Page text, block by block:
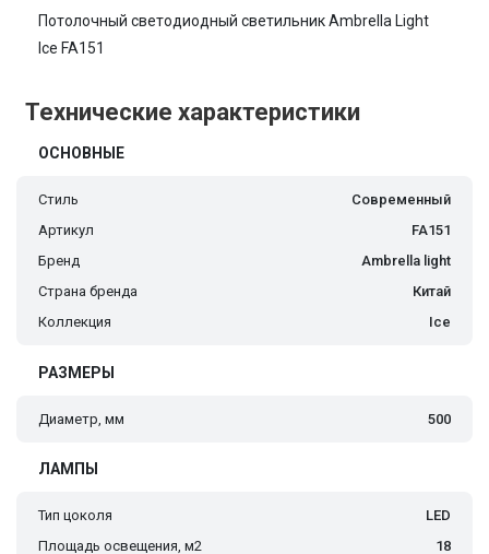
Потолочный светодиодный светильник Ambrella Light
Ice FA151
Технические характеристики
ОСНОВНЫЕ
Стиль
Современный
Артикул
FA151
Бренд
Ambrella light
Страна бренда
Китай
Коллекция
Ice
РАЗМЕРЫ
Диаметр, мм 500
ЛАМПЫ
Тип цоколя
LED
Площадь освещения, м2
18